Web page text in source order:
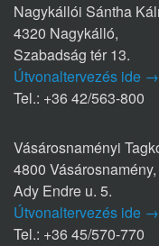
Nagykállói Sántha
4320 Nagykálló,
Szabadság tér 13.
Útvonaltervezés ide →
Tel.: +36 42/563-800
Vásárosnaményi
4800 Vásárosnamény,
Ady Endre u. 5.
Útvonaltervezés ide →
Tel.: +36 45/570-770